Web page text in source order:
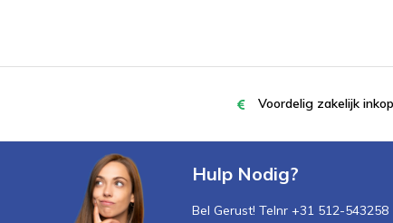
Voordelig zakelijk
Hulp Nodig?
Bel Gerust! Telnr +31 512-543258